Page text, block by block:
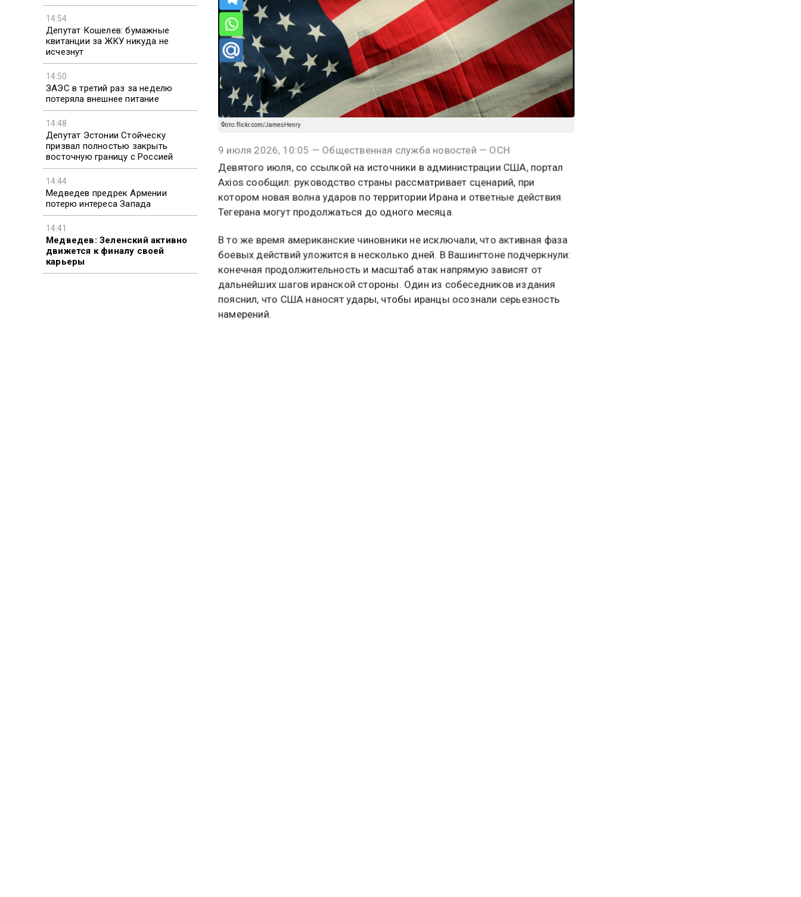
14:54
Депутат Кошелев: бумажные
квитанции за ЖКУ никуда не
исчезнут
14:50
ЗАЭС в третий раз за неделю
потеряла внешнее питание
14:48
Депутат Эстонии Стойческу
призвал полностью закрыть
восточную границу с Россией
14:44
Медведев предрек Армении
потерю интереса Запада
14:41
Медведев: Зеленский активно
движется к финалу своей
карьеры
9 июля 2026, 10:05 — Общественная служба новостей — ОСН
Девятого июля, со ссылкой на источники в администрации США, портал
Axios сообщил: руководство страны рассматривает сценарий, при
котором новая волна ударов по территории Ирана и ответные действия
В то же время американские чиновники не исключали, что активная фаза
боевых действий уложится в несколько дней. В Вашингтоне подчеркнули:
конечная продолжительность и масштаб атак напрямую зависят от
дальнейших шагов иранской стороны. Один из собеседников издания
пояснил, что США наносят удары, чтобы иранцы осознали серьезность